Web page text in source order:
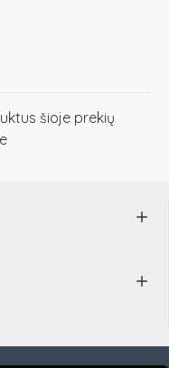
šioje prekių